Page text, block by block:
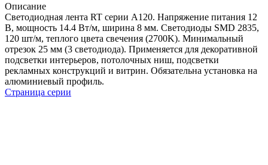
Описание
Светодиодная лента RT серии A120. Напряжение питания 12
В, мощность 14.4 Вт/м, ширина 8 мм. Светодиоды SMD 2835,
120 шт/м, теплого цвета свечения (2700K). Минимальный
отрезок 25 мм (3 светодиода). Применяется для декоративной
подсветки интерьеров, потолочных ниш, подсветки
рекламных конструкций и витрин. Обязательна установка на
алюминиевый профиль.
Страница серии